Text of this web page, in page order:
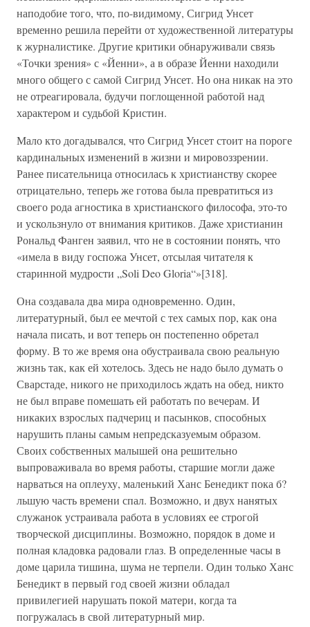
наподобие того, что, по-видимому, Сигрид Унсет
временно решила перейти от художественной литературы
к журналистике. Другие критики обнаруживали связь
«Точки зрения» с «Йенни», а в образе Йенни находили
много общего с самой Сигрид Унсет. Но она никак на это
не отреагировала, будучи поглощенной работой над
характером и судьбой Кристин.
Мало кто догадывался, что Сигрид Унсет стоит на пороге
кардинальных изменений в жизни и мировоззрении.
Ранее писательница относилась к христианству скорее
отрицательно, теперь же готова была превратиться из
своего рода агностика в христианского философа, это-то
и ускользнуло от внимания критиков. Даже христианин
Рональд Фанген заявил, что не в состоянии понять, что
«имела в виду госпожа Унсет, отсылая читателя к
старинной мудрости „Soli Deo Gloria“»[318].
Она создавала два мира одновременно. Один,
литературный, был ее мечтой с тех самых пор, как она
начала писать, и вот теперь он постепенно обретал
форму. В то же время она обустраивала свою реальную
жизнь так, как ей хотелось. Здесь не надо было думать о
Сварстаде, никого не приходилось ждать на обед, никто
не был вправе помешать ей работать по вечерам. И
никаких взрослых падчериц и пасынков, способных
нарушить планы самым непредсказуемым образом.
Своих собственных малышей она решительно
выпроваживала во время работы, старшие могли даже
нарваться на оплеуху, маленький Ханс Бенедикт пока б?
льшую часть времени спал. Возможно, и двух нанятых
служанок устраивала работа в условиях ее строгой
творческой дисциплины. Возможно, порядок в доме и
полная кладовка радовали глаз. В определенные часы в
доме царила тишина, шума не терпели. Один только Ханс
Бенедикт в первый год своей жизни обладал
привилегией нарушать покой матери, когда та
погружалась в свой литературный мир.